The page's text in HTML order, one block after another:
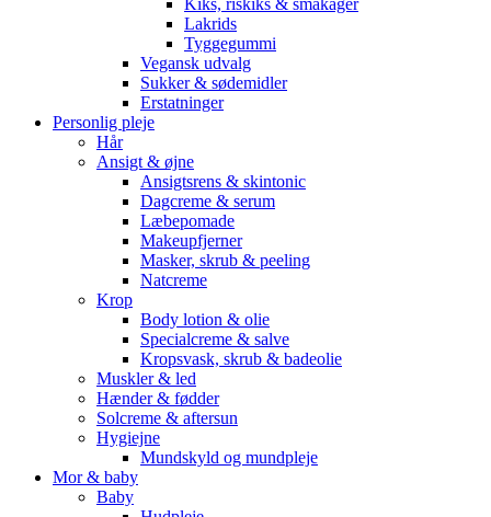
Kiks, riskiks & småkager
Lakrids
Tyggegummi
Vegansk udvalg
Sukker & sødemidler
Erstatninger
Personlig pleje
Hår
Ansigt & øjne
Ansigtsrens & skintonic
Dagcreme & serum
Læbepomade
Makeupfjerner
Masker, skrub & peeling
Natcreme
Krop
Body lotion & olie
Specialcreme & salve
Kropsvask, skrub & badeolie
Muskler & led
Hænder & fødder
Solcreme & aftersun
Hygiejne
Mundskyld og mundpleje
Mor & baby
Baby